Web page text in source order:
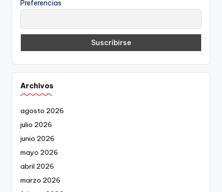
Preferencias
Archivos
agosto 2026
julio 2026
junio 2026
mayo 2026
abril 2026
marzo 2026